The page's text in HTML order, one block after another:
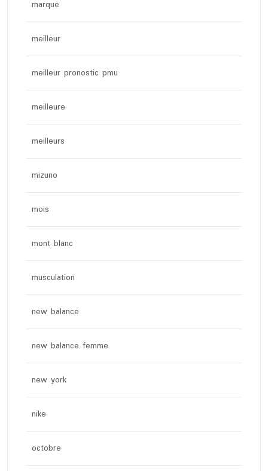
marque
meilleur
meilleur pronostic pmu
meilleure
meilleurs
mizuno
mois
mont blanc
musculation
new balance
new balance femme
new york
nike
octobre